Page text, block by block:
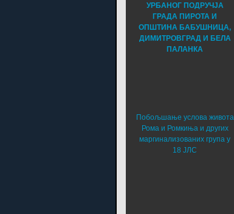
УРБАНОГ ПОДРУЧЈА
ГРАДА ПИРОТА И
ОПШТИНА БАБУШНИЦА,
ДИМИТРОВГРАД И БЕЛА
ПАЛАНКА
Побољшање услова живота
Рома и Ромкиња и других
маргинализованих група у
18 ЈЛС